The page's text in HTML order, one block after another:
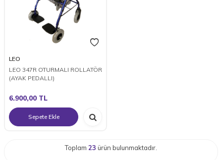
LEO
LEO 347R OTURMALI ROLLATÖR
(AYAK PEDALLI)
6.900,00 TL
Sepete Ekle
Toplam 23 ürün bulunmaktadır.